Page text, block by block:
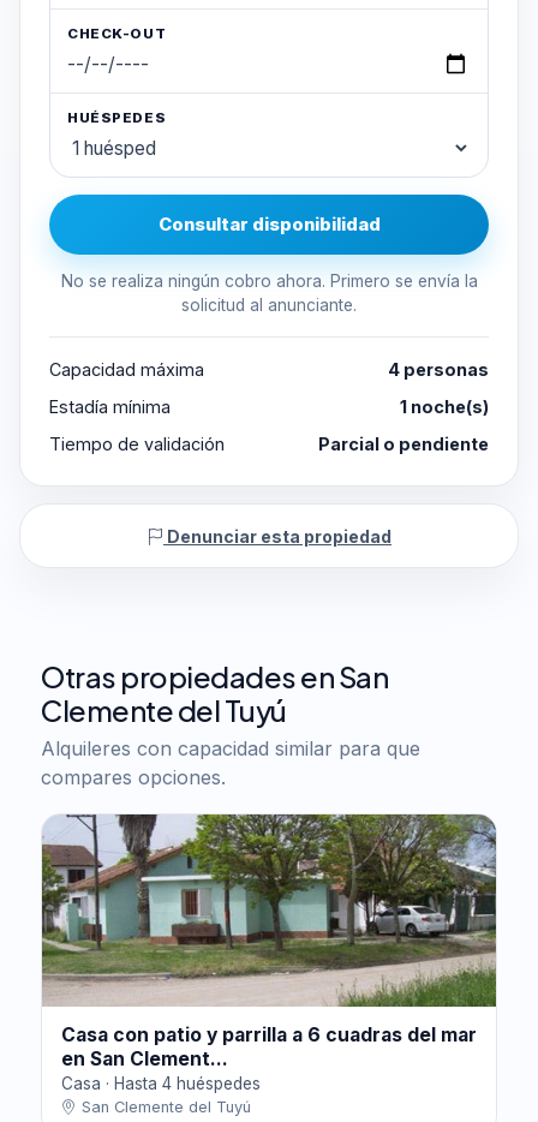
CHECK-OUT
HUÉSPEDES
Consultar disponibilidad
No se realiza ningún cobro ahora. Primero se envía la
solicitud al anunciante.
Capacidad máxima
4 personas
Estadía mínima
1 noche(s)
Tiempo de validación
Parcial o pendiente
Denunciar esta propiedad
Otras propiedades en San
Clemente del Tuyú
Alquileres con capacidad similar para que
compares opciones.
Casa con patio y parrilla a 6 cuadras del mar
en San Clement...
Casa · Hasta 4 huéspedes
San Clemente del Tuyú